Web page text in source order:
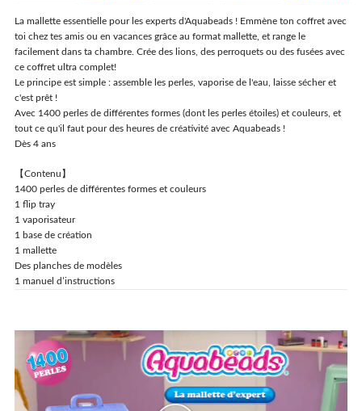
La mallette essentielle pour les experts d'Aquabeads ! Emmène ton coffret avec
toi chez tes amis ou en vacances grâce au format mallette, et range le
facilement dans ta chambre. Crée des lions, des perroquets ou des fusées avec
ce coffret ultra complet!
Le principe est simple : assemble les perles, vaporise de l'eau, laisse sécher et
c'est prêt !
Avec 1400 perles de différentes formes (dont les perles étoiles) et couleurs, et
tout ce qu'il faut pour des heures de créativité avec Aquabeads !
Dès 4 ans
【Contenu】
1400 perles de différentes formes et couleurs
1 flip tray
1 vaporisateur
1 base de création
1 mallette
Des planches de modèles
1 manuel d’instructions